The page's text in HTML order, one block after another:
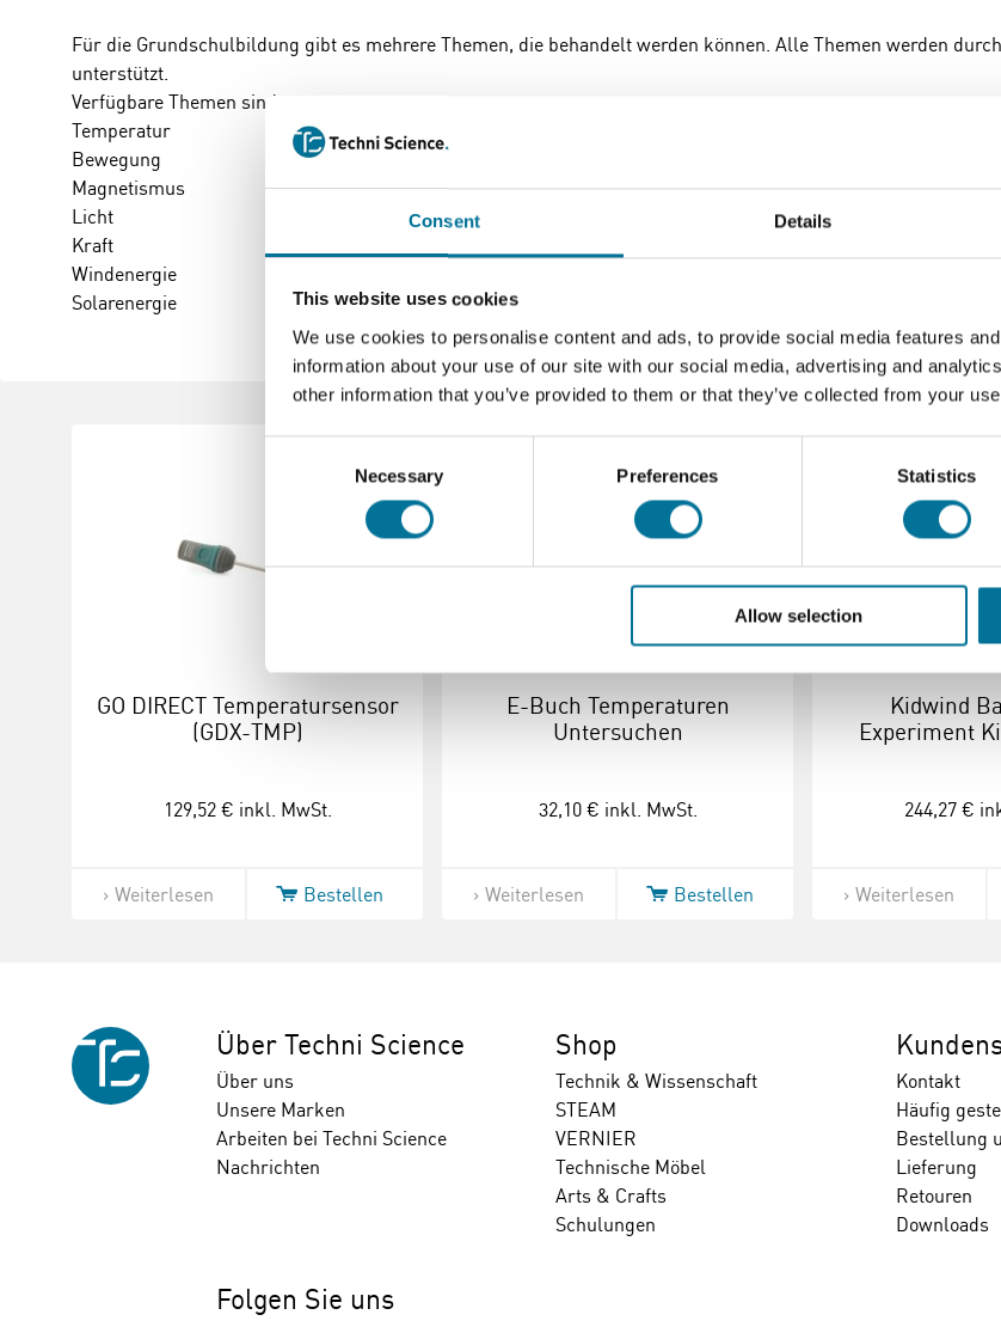
Consent Details
This website uses cookies
We use cookies to personalise content and ads, to provide social media features
information about your use of our site with our social media, advertising and
other information that you’ve provided to them or that they’ve collected from your
Necessary Preferences Statistics
Allow selection
Für die Grundschulbildung gibt es mehrere Themen, die behandelt werden können. Alle Themen werden
unterstützt.
Verfügbare Themen sind:
Temperatur
Bewegung
Magnetismus
Licht
Kraft
Windenergie
Solarenergie
GO DIRECT Temperatursensor
(GDX-TMP)
129,52 € inkl. MwSt.
Weiterlesen Bestellen
E-Buch Temperaturen
Untersuchen
32,10 € inkl. MwSt.
Weiterlesen Bestellen
Kidwind
Experiment
244,27 €
Weiterlesen
Über Techni Science
Über uns
Unsere Marken
Arbeiten bei Techni Science
Nachrichten
Shop
Technik & Wissenschaft
STEAM
VERNIER
Technische Möbel
Arts & Crafts
Schulungen
Kontakt
Häufig
Bestellung
Lieferung
Retouren
Downloads
Folgen Sie uns